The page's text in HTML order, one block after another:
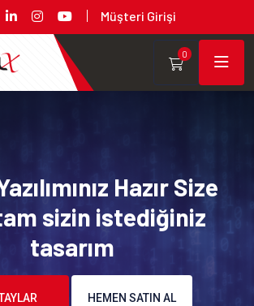
Müşteri Girişi
0
Hazır Size
sizin istediğiniz
tasarım
HEMEN SATIN AL